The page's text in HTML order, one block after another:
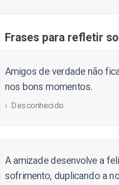
Frases para refletir
Amigos de verdade não
nos bons momentos.
Desconhecido
A amizade desenvolve a
sofrimento, duplicando a